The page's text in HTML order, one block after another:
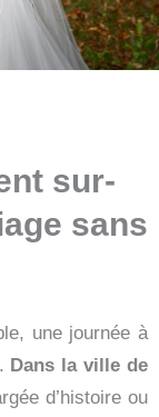
sur-
sans
une journée à
Dans la ville de
d’histoire ou